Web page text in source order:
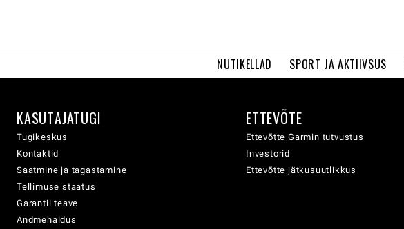
NUTIKELLAD SPORT JA AKTIIVSUS
KASUTAJATUGI
Tugikeskus
Kontaktid
Saatmine ja tagastamine
Tellimuse staatus
Garantii teave
Andmehaldus
ETTEVÕTE
Ettevõtte Garmin tutvustus
Investorid
Ettevõtte jätkusuutlikkus